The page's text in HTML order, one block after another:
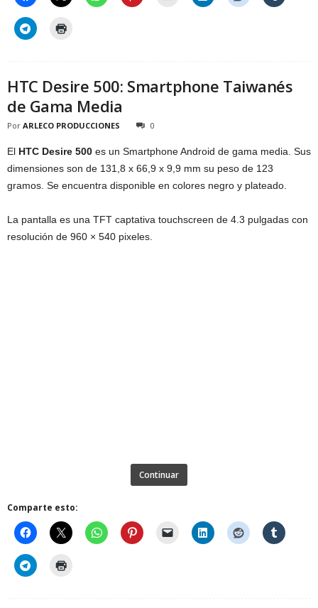
HTC Desire 500: Smartphone Taiwanés
de Gama Media
Por ARLECO PRODUCCIONES 0
El HTC Desire 500 es un Smartphone Android de gama media. Sus
dimensiones son de 131,8 x 66,9 x 9,9 mm su peso de 123
gramos. Se encuentra disponible en colores negro y plateado.
La pantalla es una TFT captativa touchscreen de 4.3 pulgadas con
resolución de 960 × 540 pixeles.
Continuar
Comparte esto: